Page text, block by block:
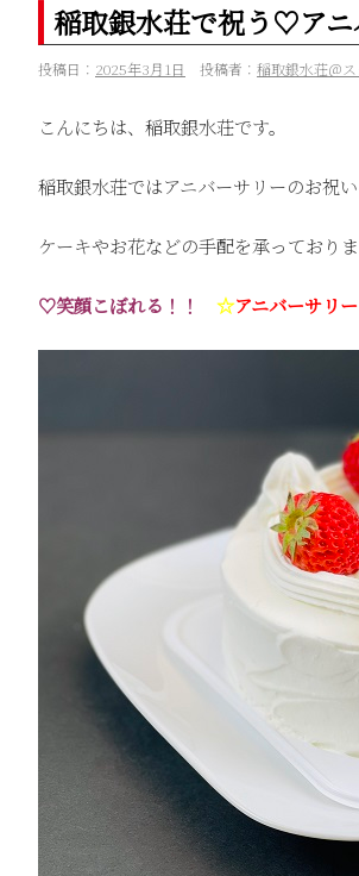
稲取銀水荘で祝う♡アニ
投稿日： 2025年3月1日 投稿者： 稲取銀水荘＠ス
こんにちは、稲取銀水荘です。
稲取銀水荘ではアニバーサリーのお祝
ケーキやお花などの手配を承っており
♡笑顔こぼれる！！ ☆アニバーサリ